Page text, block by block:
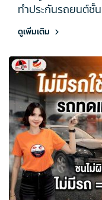
ทำประกันรถยนต์ชั้น
ดูเพิ่มเติม